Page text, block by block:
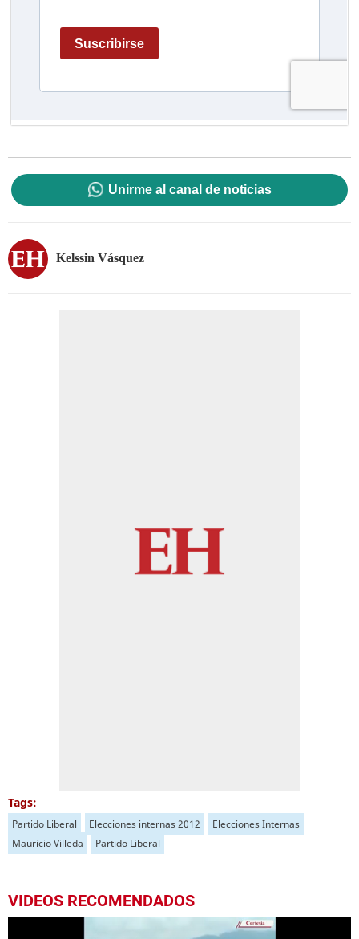
Unirme al canal de noticias
Kelssin Vásquez
Tags:
Partido Liberal Elecciones internas 2012
Elecciones Internas
Mauricio Villeda
Partido Liberal
VIDEOS RECOMENDADOS